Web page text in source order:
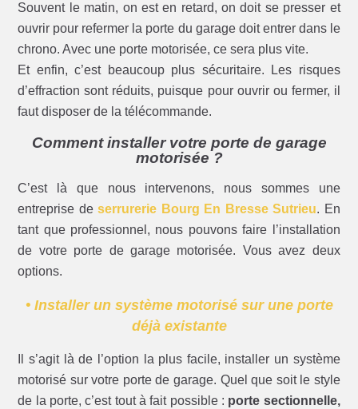
Souvent le matin, on est en retard, on doit se presser et
ouvrir pour refermer la porte du garage doit entrer dans le
chrono. Avec une porte motorisée, ce sera plus vite.
Et enfin, c’est beaucoup plus sécuritaire. Les risques
d’effraction sont réduits, puisque pour ouvrir ou fermer, il
faut disposer de la télécommande.
Comment installer votre porte de garage
motorisée ?
C’est là que nous intervenons, nous sommes une
entreprise deserrurerie Bourg En Bresse Sutrieu. En
tant que professionnel, nous pouvons faire l’installation
de votre porte de garage motorisée. Vous avez deux
options.
• Installer un système motorisé sur une porte
déjà existante
Il s’agit là de l’option la plus facile, installer un système
motorisé sur votre porte de garage. Quel que soit le style
de la porte, c’est tout à fait possible : porte sectionnelle,